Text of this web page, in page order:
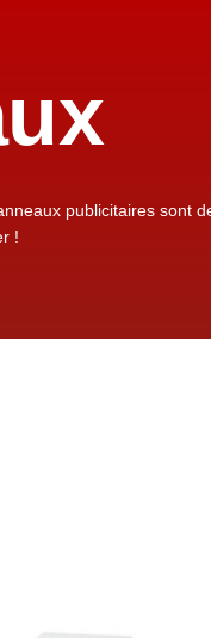
publicitaires sont
!